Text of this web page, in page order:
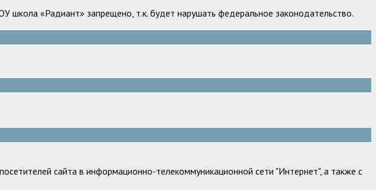
школа «Радиант» запрещено, т.к. будет нарушать федеральное законодательство.
сайта в информационно-телекоммуникационной сети "Интернет", а также с